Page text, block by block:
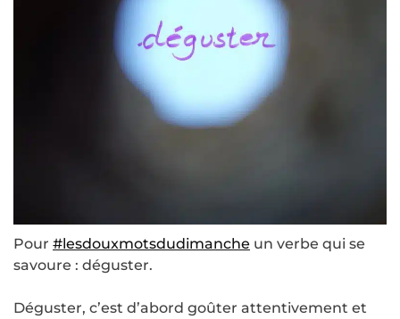
Pour #lesdouxmotsdudimanche un verbe qui se
savoure : déguster.
Déguster, c’est d’abord goûter attentivement et